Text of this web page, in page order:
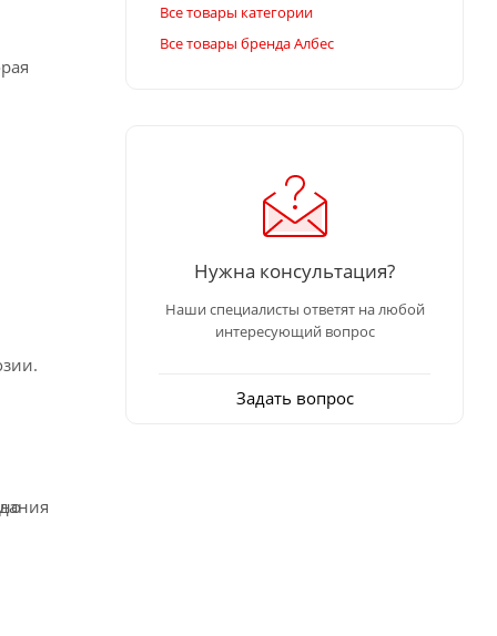
Все товары категории
Все товары бренда Албес
Нужна консультация?
Наши специалисты ответят на любой
интересующий вопрос
Задать вопрос